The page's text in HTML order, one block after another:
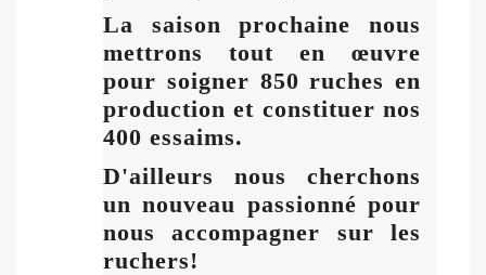
La saison prochaine nous
mettrons tout en œuvre
pour soigner 850 ruches en
production et constituer nos
400 essaims.
D'ailleurs nous cherchons
un nouveau passionné pour
nous accompagner sur les
ruchers!